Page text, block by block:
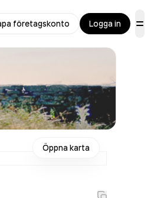
företagskonto Logga in
Öppna karta